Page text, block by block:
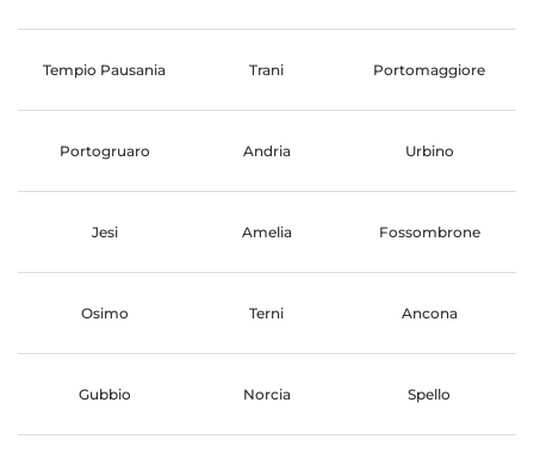
Tempio Pausania Trani Portomaggiore
Portogruaro Andria Urbino
Jesi Amelia Fossombrone
Osimo Terni Ancona
Gubbio Norcia Spello